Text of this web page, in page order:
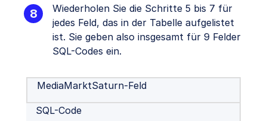
Wiederholen Sie die Schritte 5 bis 7 für
jedes Feld, das in der Tabelle aufgelistet
ist. Sie geben also insgesamt für 9 Felder
SQL-Codes ein.
MediaMarktSaturn-Feld
SQL-Code